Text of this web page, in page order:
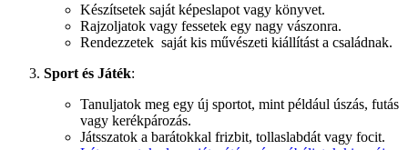
Készítsetek saját képeslapot vagy könyvet.
Rajzoljatok vagy fessetek egy nagy vászonra.
Rendezzetek saját kis művészeti kiállítást a családnak.
Sport és Játék:
Tanuljatok meg egy új sportot, mint például úszás, futás
vagy kerékpározás.
Játsszatok a barátokkal frizbit, tollaslabdát vagy focit.